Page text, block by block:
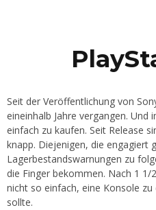
Seit der Veröffentlichung von
eineinhalb Jahre vergangen.
einfach zu kaufen. Seit Release
knapp. Diejenigen, die engagiert
Lagerbestandswarnungen zu
die Finger bekommen. Nach 1 1/
nicht so einfach, eine Konsole
sollte.